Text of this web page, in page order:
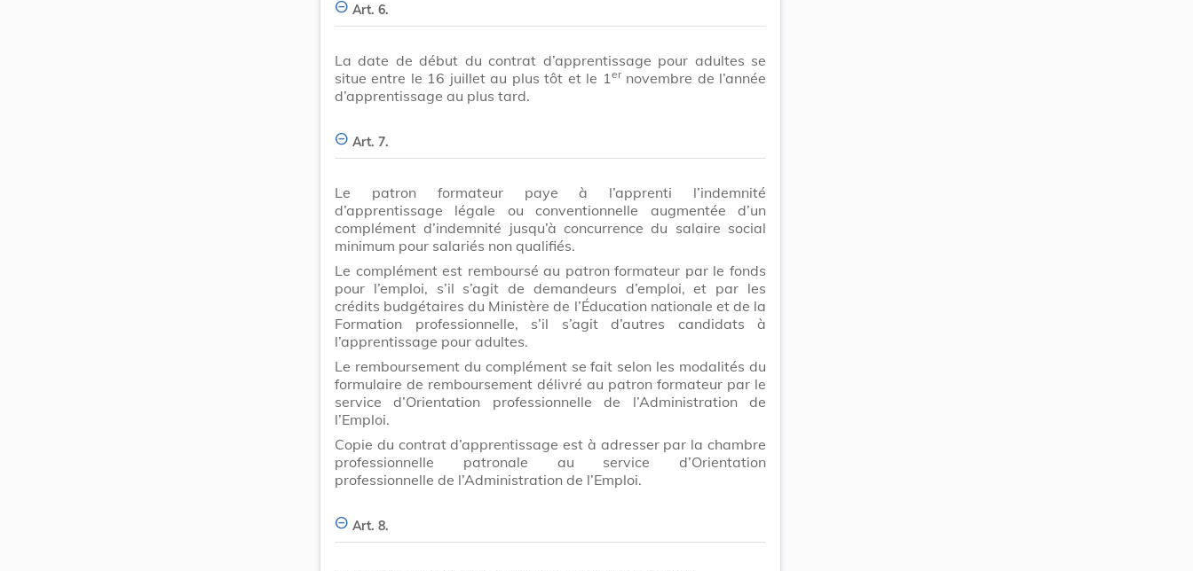
Art. 6.
La date de début du contrat d’apprentissage pour adultes se
situe entre le 16 juillet au plus tôt et le 1 ernovembre de l’année
d’apprentissage au plus tard.
Art. 7.
Le patron formateur paye à l’apprenti l’indemnité
d’apprentissage légale ou conventionnelle augmentée d’un
complément d’indemnité jusqu’à concurrence du salaire social
minimum pour salariés non qualifiés.
Le complément est remboursé au patron formateur par le fonds
pour l’emploi, s’il s’agit de demandeurs d’emploi, et par les
crédits budgétaires du Ministère de l’Éducation nationale et de la
Formation professionnelle, s’il s’agit d’autres candidats à
l’apprentissage pour adultes.
Le remboursement du complément se fait selon les modalités du
formulaire de remboursement délivré au patron formateur par le
service d’Orientation professionnelle de l’Administration de
l’Emploi.
Copie du contrat d’apprentissage est à adresser par la chambre
professionnelle patronale au service d’Orientation
professionnelle de l’Administration de l’Emploi.
Art. 8.